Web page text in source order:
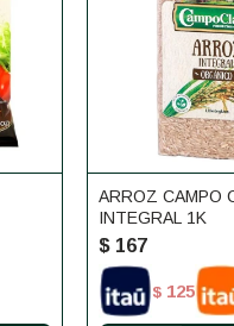
ARROZ CAMPO
INTEGRAL 1K
$ 167
$ 125